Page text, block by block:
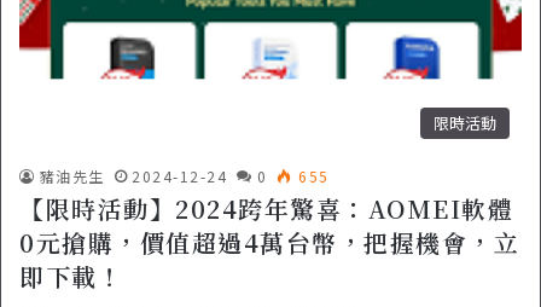
限時活動
豬油先生 2024-12-24 0 655
【限時活動】2024跨年驚喜：AOMEI軟體
0元搶購，價值超過4萬台幣，把握機會，立
即下載！